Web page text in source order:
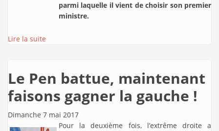
parmi laquelle il vient de choisir son premier
ministre.
Lire la suite
Le Pen battue, maintenant
faisons gagner la gauche !
Dimanche 7 mai 2017
Pour la deuxième fois, l’extrême droite a